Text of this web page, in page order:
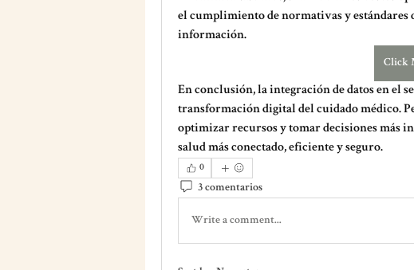
el cumplimiento de normativas y estándares
información.
Click
En conclusión, la integración de datos en el
transformación digital del cuidado médico.
optimizar recursos y tomar decisiones más
salud más conectado, eficiente y seguro.
0
3 comentarios
Write a comment...